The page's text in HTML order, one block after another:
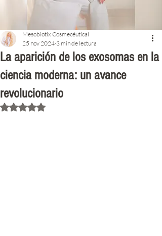
La aparición de los exosomas en la
ciencia moderna: un avance
revolucionario
Mesobiotix Cosmecéutical
25 nov 2024 3 min de lectura
Obtuvo NaN de 5 estrellas.